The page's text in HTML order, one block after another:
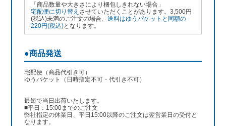
「商品数量や大きさにより梱包しきれない場合」
宅配便に切り替え させていただくことがあります。3,500円
(税込)未満のご注文の場合、送料はゆうパケットと同額の
220円(税込)となります。
●商品発送
宅配便（商品代引き可）
ゆうパケット（日時指定不可・代引き不可）
最短で当日出荷いたします。
■平日：15:00までのご注文
弊社指定の休業日、平日15:00以降のご注文は翌営業日の受付と
なります。